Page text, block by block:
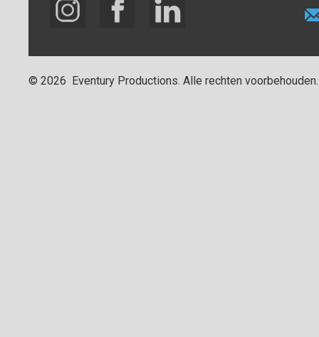
© 2026 Eventury Productions. Alle rechten voorbehouden.